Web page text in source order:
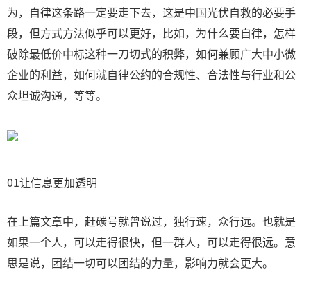
为，自律这条路一定要走下去，这是中国光伏自救的必要手
段，但方式方法似乎可以更好，比如，为什么要自律，怎样
破除最低价中标这种一刀切式的积弊，如何兼顾广大中小微
企业的利益，如何就自律公约的合规性、合法性与行业和公
众坦诚沟通，等等。
01让信息更加透明
在上篇文章中，赶碳号就曾说过，独行速，众行远。也就是
如果一个人，可以走得很快，但一群人，可以走得很远。意
思是说，团结一切可以团结的力量，影响力就会更大。